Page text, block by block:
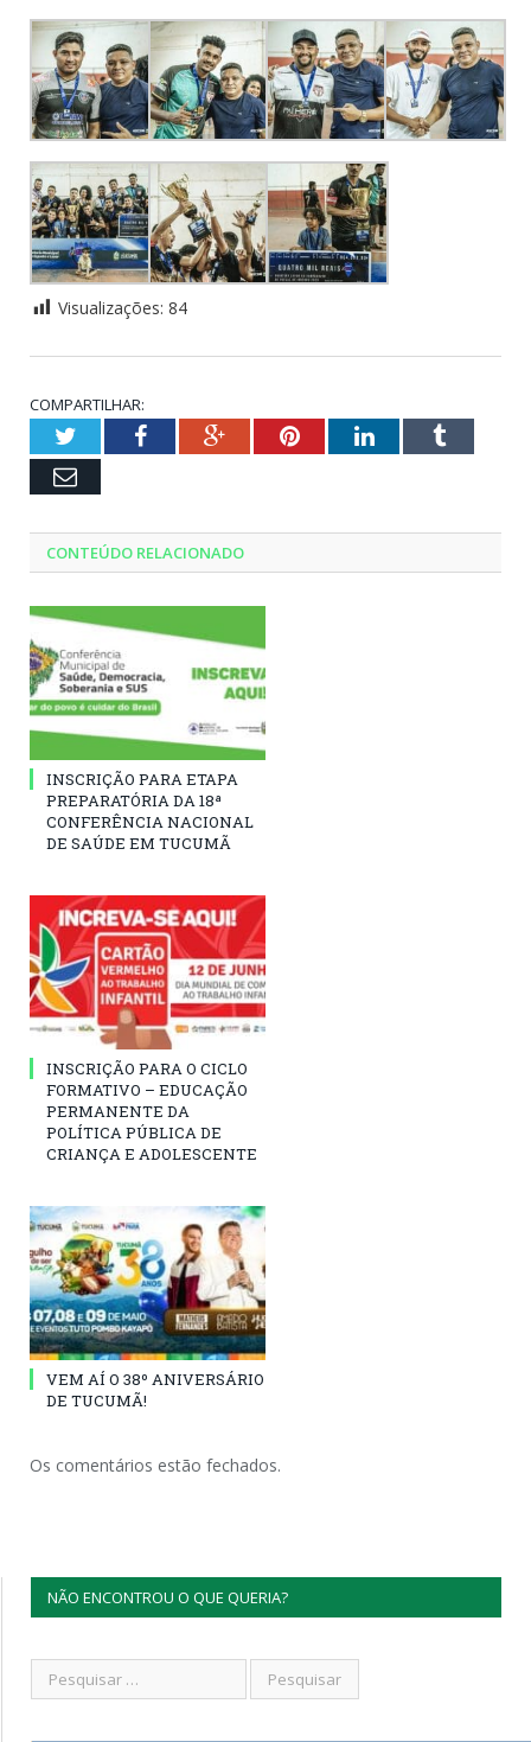
Visualizações: 84
COMPARTILHAR:
TwitterFacebookGoogle+PinterestLinkedInTumblr
Email
CONTEÚDO RELACIONADO
INSCRIÇÃO PARA ETAPA
PREPARATÓRIA DA 18ª
CONFERÊNCIA NACIONAL
DE SAÚDE EM TUCUMÃ
INSCRIÇÃO PARA O CICLO
FORMATIVO – EDUCAÇÃO
PERMANENTE DA
POLÍTICA PÚBLICA DE
CRIANÇA E ADOLESCENTE
VEM AÍ O 38º ANIVERSÁRIO
DE TUCUMÃ!
Os comentários estão fechados.
NÃO ENCONTROU O QUE QUERIA?